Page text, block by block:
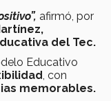
afirmó, por
del Tec.
Educativo
, con
memorables.